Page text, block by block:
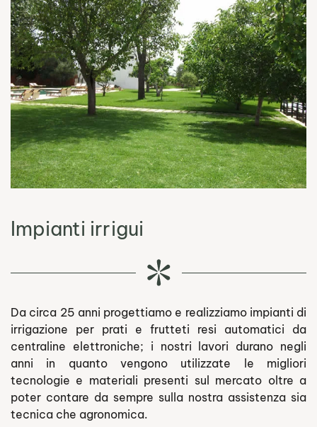
Read more
Impianti irrigui
Da circa 25 anni progettiamo e realizziamo impianti di
irrigazione per prati e frutteti resi automatici da
centraline elettroniche; i nostri lavori durano negli
anni in quanto vengono utilizzate le migliori
tecnologie e materiali presenti sul mercato oltre a
poter contare da sempre sulla nostra assistenza sia
tecnica che agronomica.